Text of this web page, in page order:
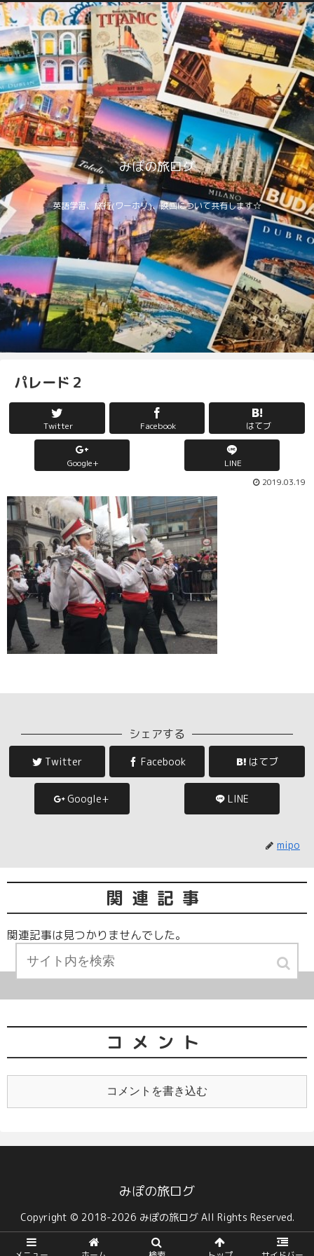
みぽの旅ログ
英語学習、旅行(ワーホリ)、映画について共有します☆
パレード２
Twitter Facebook はてブ
Google+ LINE
2019.03.19
シェアする
Twitter Facebook はてブ
Google+ LINE
mipo
関連記事
関連記事は見つかりませんでした。
コメント
コメントを書き込む
みぽの旅ログ
Copyright © 2018-2026 みぽの旅ログ All Rights Reserved.